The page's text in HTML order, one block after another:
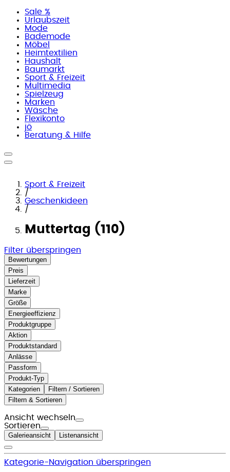
Sale %
Urlaubszeit
Mode
Bademode
Möbel
Heimtextilien
Haushalt
Baumarkt
Sport & Freizeit
Multimedia
Spielzeug
Marken
Wäsche
Flexikonto
jö
Beratung & Hilfe
Sport & Freizeit
/
Geschenkideen
/
Muttertag (110)
Filter überspringen
Bewertungen
Preis
Lieferzeit
Marke
Größe
Energieeffizienz
Produktgruppe
Aktion
Produktstandard
Anlässe
Passform
Produkt-Typ
Kategorien
Filtern / Sortieren
Filtern & Sortieren
Ansicht wechseln
Sortieren
Galerieansicht Listenansicht
Kategorie-Navigation überspringen